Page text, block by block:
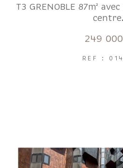
T3 GRENOBLE 87m²
centre.
249
REF :